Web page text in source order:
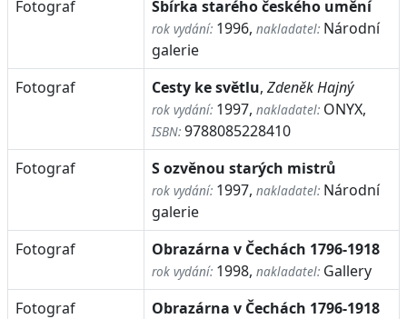
Fotograf
Sbírka starého českého umění
rok vydání: 1996, nakladatel: Národní
galerie
Fotograf
Cesty ke světlu, Zdeněk Hajný
rok vydání: 1997, nakladatel: ONYX,
ISBN: 9788085228410
Fotograf
S ozvěnou starých mistrů
rok vydání: 1997, nakladatel: Národní
galerie
Fotograf
Obrazárna v Čechách 1796-1918
rok vydání: 1998, nakladatel: Gallery
Fotograf
Obrazárna v Čechách 1796-1918